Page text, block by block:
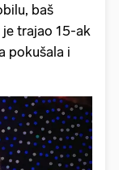
baš
trajao 15-ak
pokušala i